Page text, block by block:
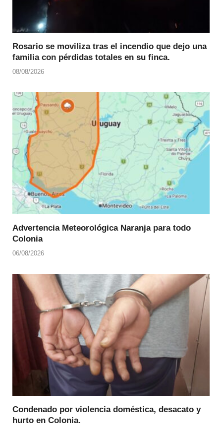
Rosario se moviliza tras el incendio que dejo una
familia con pérdidas totales en su finca.
08/08/2026
Advertencia Meteorológica Naranja para todo
Colonia
06/08/2026
Condenado por violencia doméstica, desacato y
hurto en Colonia.